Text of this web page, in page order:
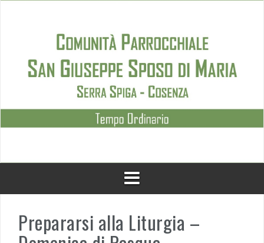
Prepararsi alla Liturgia –